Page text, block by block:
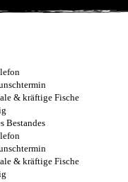
& kräftige Fische
Bestandes
& kräftige Fische